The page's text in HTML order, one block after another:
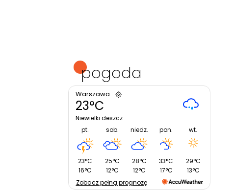
pogoda
Warszawa
23°C
Niewielki deszcz
pt.
23°C
16°C
sob.
25°C
12°C
niedz.
28°C
12°C
pon.
33°C
17°C
wt.
29°C
13°C
Zobacz pełną prognozę